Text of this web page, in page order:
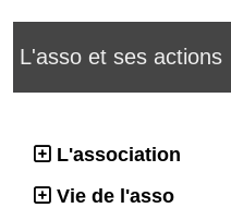
L'asso et ses actions
L'association
Vie de l'asso